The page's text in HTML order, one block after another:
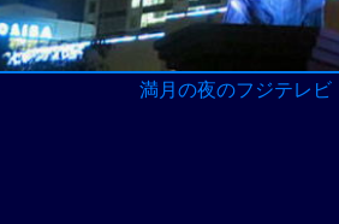
満月の夜のフジテレ